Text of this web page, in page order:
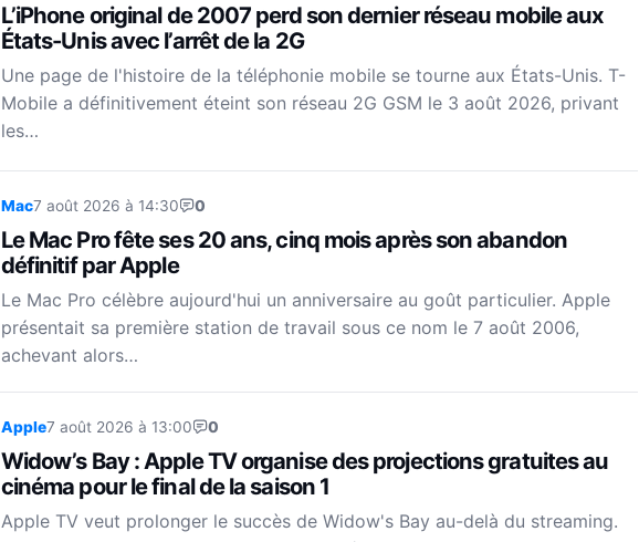
L’iPhone original de 2007 perd son dernier réseau mobile aux
États-Unis avec l’arrêt de la 2G
Une page de l'histoire de la téléphonie mobile se tourne aux États-Unis. T-
Mobile a définitivement éteint son réseau 2G GSM le 3 août 2026, privant
les…
Mac7 août 2026 à 14:30 0
Le Mac Pro fête ses 20 ans, cinq mois après son abandon
définitif par Apple
Le Mac Pro célèbre aujourd'hui un anniversaire au goût particulier. Apple
présentait sa première station de travail sous ce nom le 7 août 2006,
achevant alors…
Apple7 août 2026 à 13:00 0
Widow’s Bay : Apple TV organise des projections gratuites au
cinéma pour le final de la saison 1
Apple TV veut prolonger le succès de Widow's Bay au-delà du streaming.